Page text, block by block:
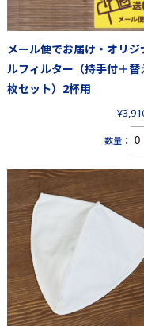
メール便でお届け・オリジ
ルフィルター（持手付＋替
枚セット）2杯用
数量：